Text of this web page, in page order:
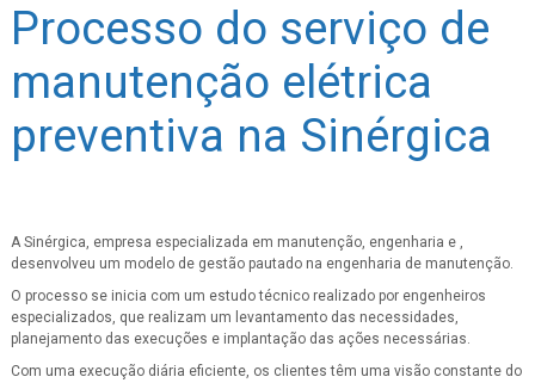
Processo do serviço de
manutenção elétrica
preventiva na Sinérgica
A Sinérgica, empresa especializada em manutenção, engenharia e ,
desenvolveu um modelo de gestão pautado na engenharia de manutenção.
O processo se inicia com um estudo técnico realizado por engenheiros
especializados, que realizam um levantamento das necessidades,
planejamento das execuções e implantação das ações necessárias.
Com uma execução diária eficiente, os clientes têm uma visão constante do